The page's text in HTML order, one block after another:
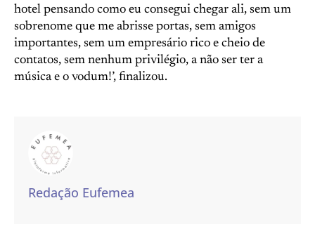
hotel pensando como eu consegui chegar ali, sem um
sobrenome que me abrisse portas, sem amigos
importantes, sem um empresário rico e cheio de
contatos, sem nenhum privilégio, a não ser ter a
música e o vodum!’, finalizou.
Redação Eufemea